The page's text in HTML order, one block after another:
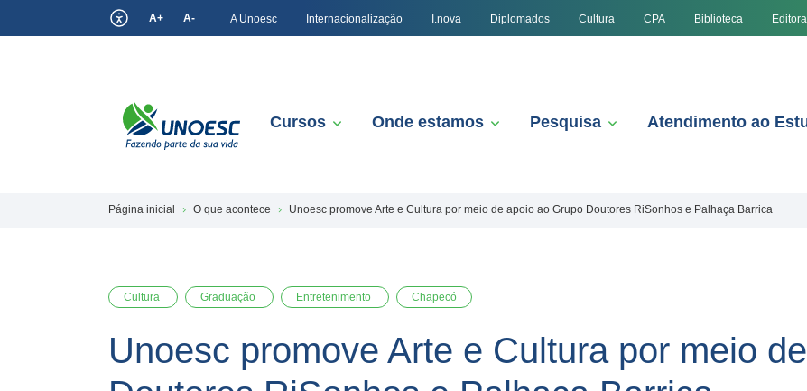
A+ A- A Unoesc Internacionalização I.nova Diplomados Cultura CPA Biblioteca Editora
Cursos Onde estamos Pesquisa Atendimento ao
Página inicial O que acontece Unoesc promove Arte e Cultura por meio de apoio ao Grupo Doutores RiSonhos e Palhaça Barrica
Cultura Graduação Entretenimento Chapecó
Unoesc promove Arte e Cultura por meio